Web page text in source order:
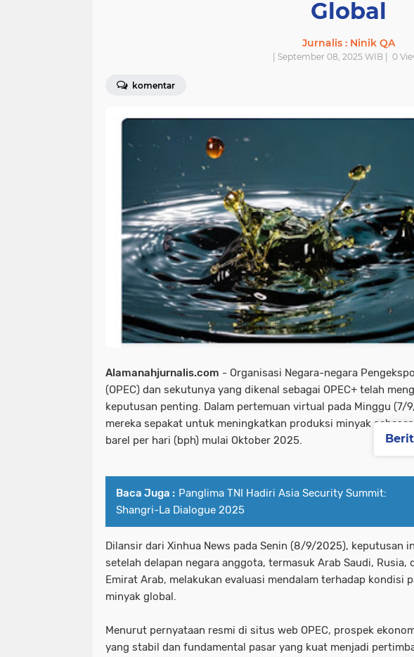
Global
Jurnalis : Ninik QA
| September 08, 2025 WIB | 0
komentar
Alamanahjurnalis.com - Organisasi Negara-negara
(OPEC) dan sekutunya yang dikenal sebagai OPEC+ telah
keputusan penting. Dalam pertemuan virtual pada Minggu (7/
mereka sepakat untuk meningkatkan produksi minyak
barel per hari (bph) mulai Oktober 2025.
Baca Juga : Panglima TNI Hadiri Asia Security Summit:
Shangri-La Dialogue 2025
Dilansir dari Xinhua News pada Senin (8/9/2025), keputusan
setelah delapan negara anggota, termasuk Arab Saudi, Rusia,
Emirat Arab, melakukan evaluasi mendalam terhadap kondisi
minyak global.
Menurut pernyataan resmi di situs web OPEC, prospek
yang stabil dan fundamental pasar yang kuat menjadi